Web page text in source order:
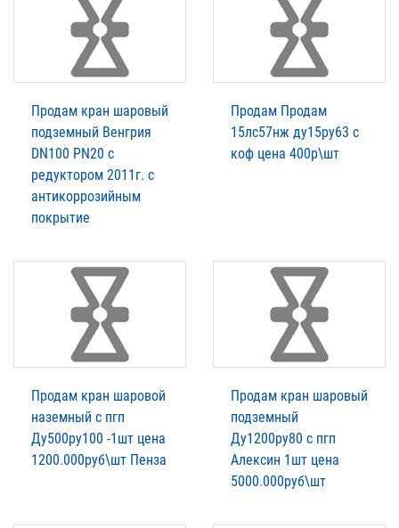
Продам кран шаровый
подземный Венгрия
DN100 PN20 с
редуктором 2011г. с
антикоррозийным
покрытие
Продам Продам
15лс57нж ду15ру63 с
коф цена 400р\шт
Продам кран шаровой
наземный с пгп
Ду500ру100 -1шт цена
1200.000руб\шт Пенза
Продам кран шаровый
подземный
Ду1200ру80 с пгп
Алексин 1шт цена
5000.000руб\шт